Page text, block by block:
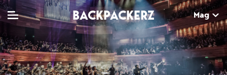
BACKPACKERZ Mag
TV MAG AGENDA